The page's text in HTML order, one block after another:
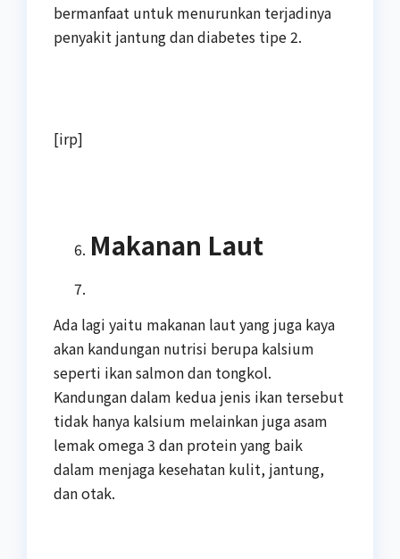
bermanfaat untuk menurunkan terjadinya
penyakit jantung dan diabetes tipe 2.
[irp]
Makanan Laut
Ada lagi yaitu makanan laut yang juga kaya
akan kandungan nutrisi berupa kalsium
seperti ikan salmon dan tongkol.
Kandungan dalam kedua jenis ikan tersebut
tidak hanya kalsium melainkan juga asam
lemak omega 3 dan protein yang baik
dalam menjaga kesehatan kulit, jantung,
dan otak.